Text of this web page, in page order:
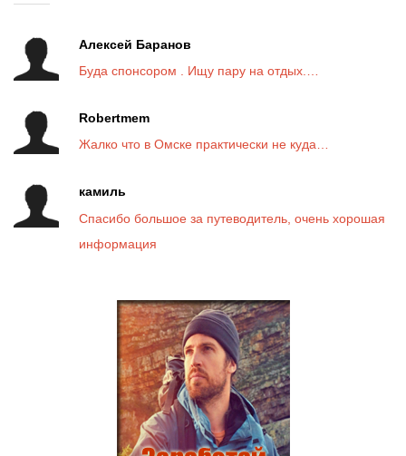
Алексей Баранов
Буда спонсором . Ищу пару на отдых.…
Robertmem
Жалко что в Омске практически не куда…
камиль
Спасибо большое за путеводитель, очень хорошая
информация